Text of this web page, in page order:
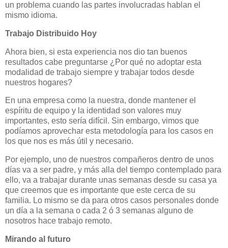
un problema cuando las partes involucradas hablan el
mismo idioma.
Trabajo Distribuido Hoy
Ahora bien, si esta experiencia nos dio tan buenos
resultados cabe preguntarse ¿Por qué no adoptar esta
modalidad de trabajo siempre y trabajar todos desde
nuestros hogares?
En una empresa como la nuestra, donde mantener el
espíritu de equipo y la identidad son valores muy
importantes, esto sería difícil. Sin embargo, vimos que
podíamos aprovechar esta metodología para los casos en
los que nos es más útil y necesario.
Por ejemplo, uno de nuestros compañeros dentro de unos
días va a ser padre, y más alla del tiempo contemplado para
ello, va a trabajar durante unas semanas desde su casa ya
que creemos que es importante que este cerca de su
familia. Lo mismo se da para otros casos personales donde
un día a la semana o cada 2 ó 3 semanas alguno de
nosotros hace trabajo remoto.
Mirando al futuro